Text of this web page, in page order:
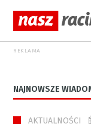
REKLAMA
NAJNOWSZE
AKTUALNOŚCI